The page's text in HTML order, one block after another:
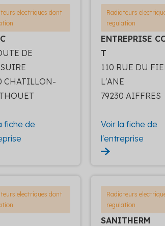
electriques dont
DE
CHATILLON-
fiche de
Radiateurs
regulation
ENTREPRISE
T
110 RUE DU
L'ANE
79230 AIFFRES
Voir la fiche de
l'entreprise
electriques dont
Radiateurs
regulation
SANITHERM